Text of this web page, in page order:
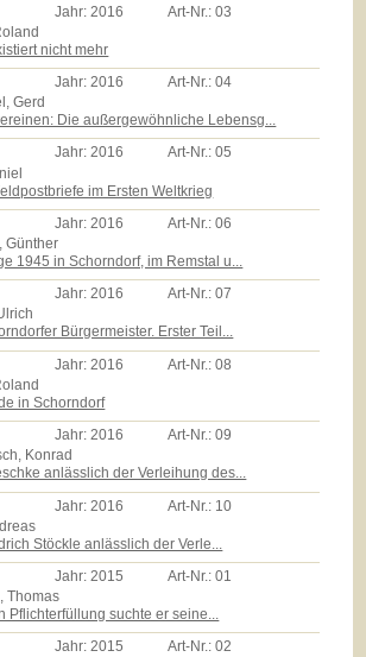
Jahr: 2016 Art-Nr.:03
nicht mehr
Jahr:2016 Art-Nr.:04
Gerd
Die außergewöhnliche Lebensg...
Jahr:2016 Art-Nr.:05
im Ersten Weltkrieg
Jahr:2016 Art-Nr.:06
Günther
1945 in Schorndorf, im Remstal u...
Jahr:2016 Art-Nr.:07
Bürgermeister. Erster Teil...
Jahr: 2016 Art-Nr.:08
in Schorndorf
Jahr:2016 Art-Nr.:09
Konrad
anlässlich der Verleihung des...
Jahr: 2016 Art-Nr.: 10
Stöckle anlässlich der Verle...
Jahr:2015 Art-Nr.:01
Thomas
Pflichterfüllung suchte er seine...
Jahr:2015 Art-Nr.:02